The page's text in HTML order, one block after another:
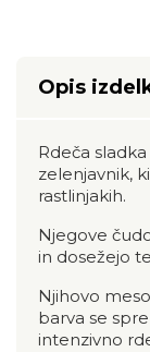
Opis
Rdeča
zelenjavnik,
rastlinjakih.
Njegove
in dosežejo
Njihovo
barva se
intenzivno